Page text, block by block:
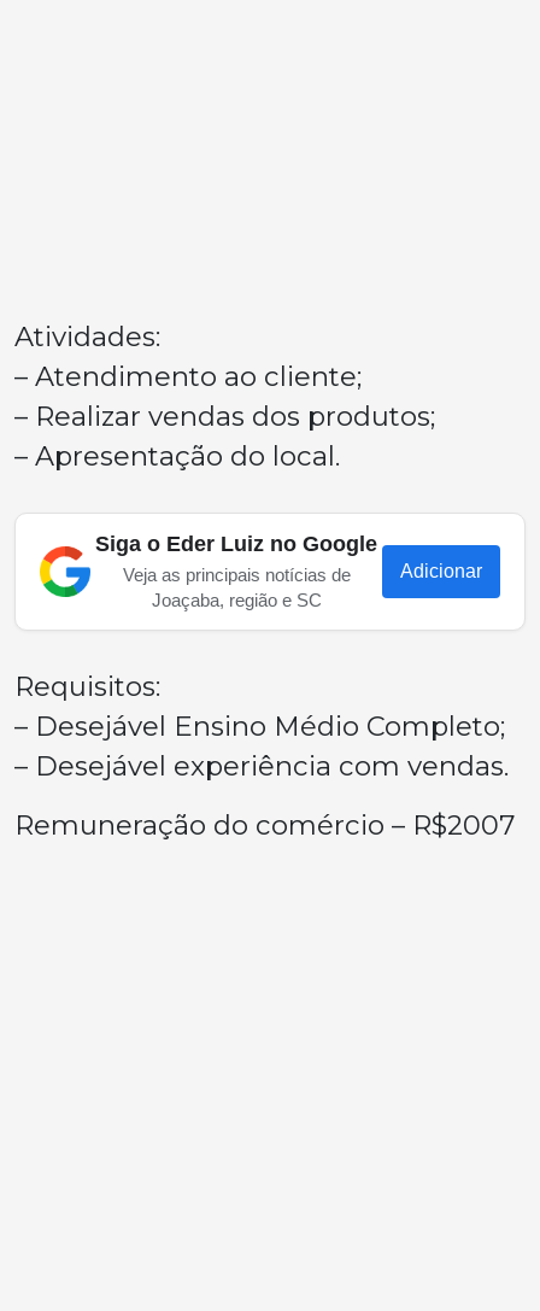
Atividades:
– Atendimento ao cliente;
– Realizar vendas dos produtos;
– Apresentação do local.
Siga o Eder Luiz no Google
Veja as principais notícias de
Joaçaba, região e SC
Adicionar
Requisitos:
– Desejável Ensino Médio Completo;
– Desejável experiência com vendas.
Remuneração do comércio – R$2007